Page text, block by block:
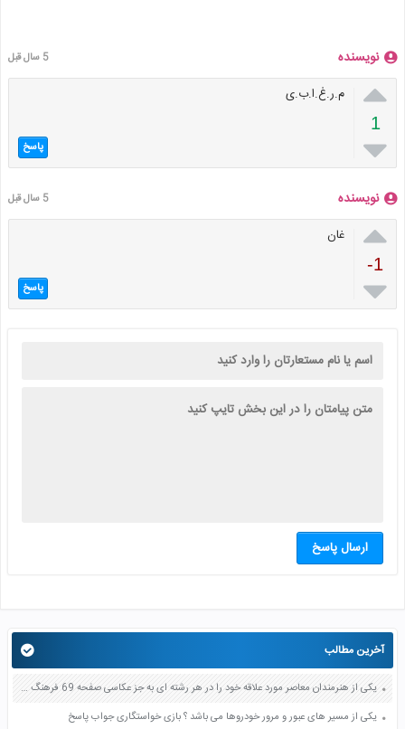
نویسنده 5 سال قبل

1

م.ر.غ.ا.ب.ی
پاسخ
نویسنده 5 سال قبل

-1

غان
پاسخ
ارسال پاسخ
آخرین مطالب
یکی از هنرمندان معاصر مورد علاقه خود را در هر رشته ای به جز عکاسی صفحه 69 فرهنگ و هنر نهم
یکی از مسیر های عبور و مرور خودروها می باشد ؟ بازی خواستگاری جواب پاسخ